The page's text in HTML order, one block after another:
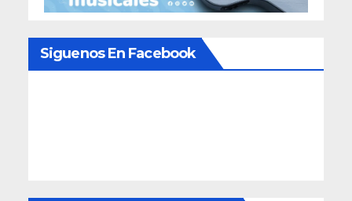
Siguenos En Facebook